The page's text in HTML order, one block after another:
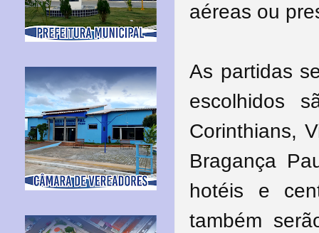
aéreas ou
As partidas
escolhidos
Corinthians,
Bragança
hotéis e
também